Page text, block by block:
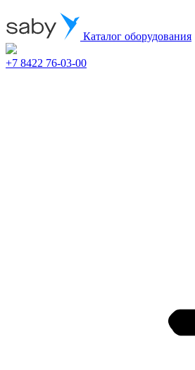
Каталог оборудования
+7 8422 76-03-00